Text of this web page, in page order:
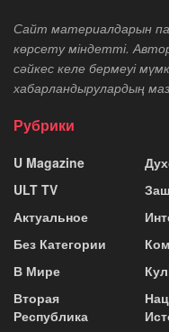
Сайт материалдарын
көрсету міндетті.
сәйкес келе бермеуі
хабарландырулардың
Рубрики
U Magazine
ULT TV
Актуальное
Без Категории
В Мире
Вторая
Республика